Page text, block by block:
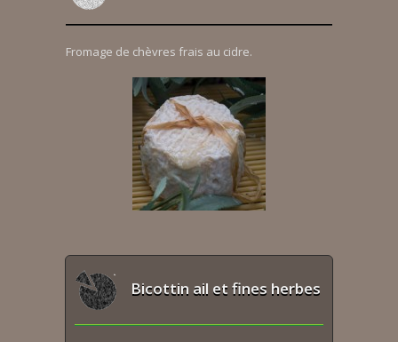
Fromage de chèvres frais au cidre.
Bicottin ail et fines herbes